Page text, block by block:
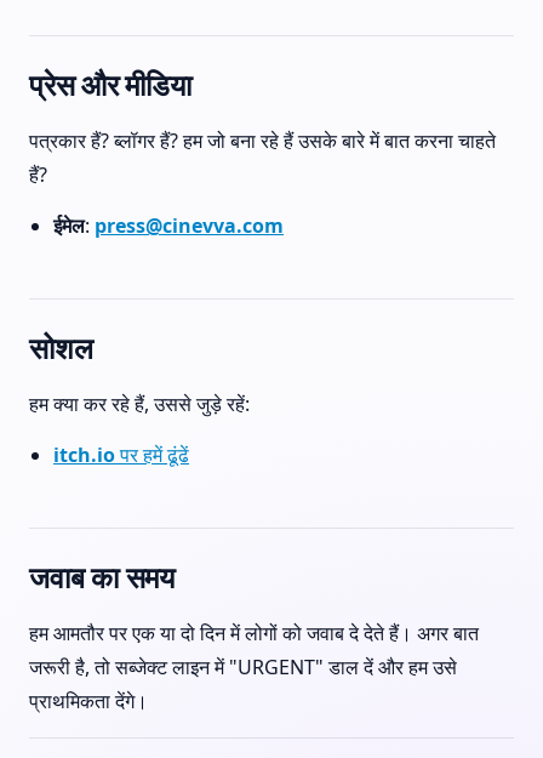
प्रेस और मीडिया
पत्रकार हैं? ब्लॉगर हैं? हम जो बना रहे हैं उसके बारे में बात करना चाहते
हैं?
ईमेल: press@cinevva.com
सोशल
हम क्या कर रहे हैं, उससे जुड़े रहें:
itch.io पर हमें ढूंढें
जवाब का समय
हम आमतौर पर एक या दो दिन में लोगों को जवाब दे देते हैं। अगर बात
जरूरी है, तो सब्जेक्ट लाइन में "URGENT" डाल दें और हम उसे
प्राथमिकता देंगे।